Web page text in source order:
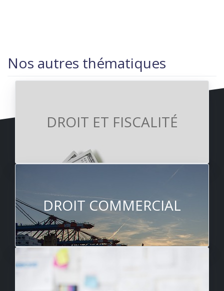
Nos autres thématiques
DROIT ET FISCALITÉ
DROIT COMMERCIAL